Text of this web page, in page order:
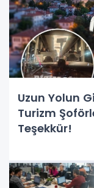
Uzun Yolun
Turizm
Teşekkür!